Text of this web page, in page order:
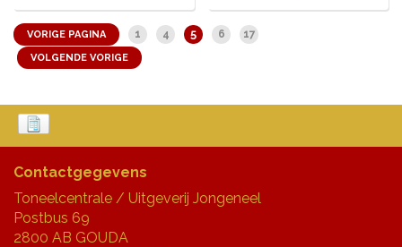
VORIGE PAGINA 1 4 5 6 17
VOLGENDE VORIGE
Contactgegevens
Toneelcentrale / Uitgeverij Jongeneel
Postbus 69
2800 AB GOUDA